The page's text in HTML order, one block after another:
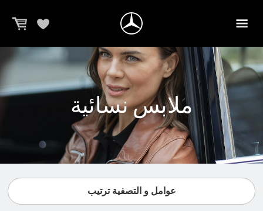
ملابس نسائية
عوامل و التصفية ترتيب